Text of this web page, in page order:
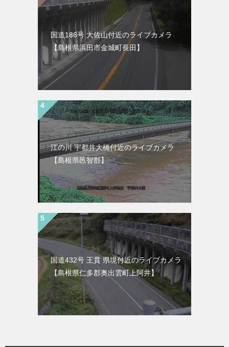
国道186号 大佐山付近のライブカメラ
【島根県浜田市金城町長田】
江の川 宇都井大橋付近のライブカメラ
【島根県邑智郡】
国道432号 王貫 県境付近のライブカメラ
【島根県仁多郡奥出雲町上阿井】